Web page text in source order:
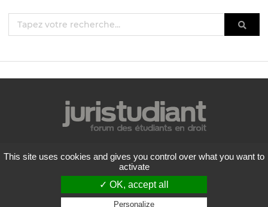
Mentions légales
Politique de confidentialité
Conditions générales d'utilisation
Liste des forums
Contactez-nous
This site uses cookies and gives you control over what you want to
activate
✓ OK, accept all
Personalize